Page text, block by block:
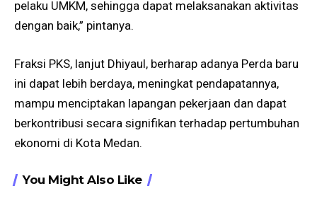
pelaku UMKM, sehingga dapat melaksanakan aktivitas
dengan baik,” pintanya.
Fraksi PKS, lanjut Dhiyaul, berharap adanya Perda baru
ini dapat lebih berdaya, meningkat pendapatannya,
mampu menciptakan lapangan pekerjaan dan dapat
berkontribusi secara signifikan terhadap pertumbuhan
ekonomi di Kota Medan.
You Might Also Like